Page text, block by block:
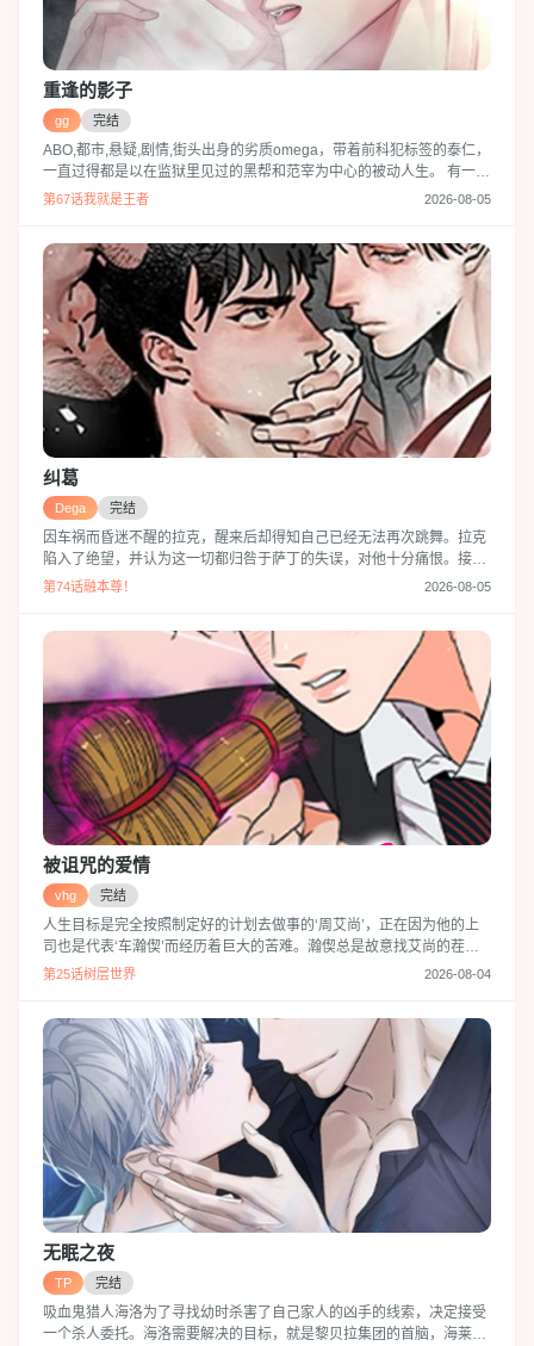
重逢的影子
gg 完结
ABO,都市,悬疑,剧情,街头出身的劣质omega，带着前科犯标签的泰仁，
一直过得都是以在监狱里见过的黑帮和范宰为中心的被动人生。 有一
天，偶然成为杀人案目击者的泰仁遇到了负责这个案子的检察官端宇，
记…黑帮和检察官，街头出身和劣质omega前科犯。 他究竟能否摆脱
这不幸的枷
第67话我就是王者 2026-08-05
纠葛
Dega 完结
因车祸而昏迷不醒的拉克，醒来后却得知自己已经无法再次跳舞。拉克
陷入了绝望，并认为这一切都归咎于萨丁的失误，对他十分痛恨。接着
他离开了他跳舞的学院，开始了新的生活。多年后，前男友找上门
第74话融本尊！ 2026-08-05
被诅咒的爱情
vhg 完结
人生目标是完全按照制定好的计划去做事的‘周艾尚’，正在因为他的上
司也是代表‘车瀚偰’而经历着巨大的苦难。瀚偰总是故意找艾尚的茬，
但艾尚却从不屈服，完美解决每一次被摆在他面前的难题。和往常一样
的奇怪的梦...！
第25话树层世界 2026-08-04
无眠之夜
TP 完结
吸血鬼猎人海洛为了寻找幼时杀害了自己家人的凶手的线索，决定接受
一个杀人委托。海洛需要解决的目标，就是黎贝拉集团的首脑，海莱伊